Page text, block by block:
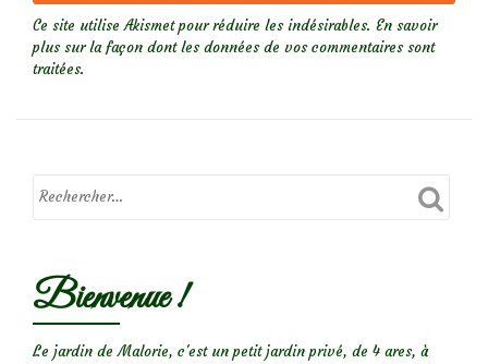
Ce site utilise Akismet pour réduire les indésirables. En savoir
plus sur la façon dont les données de vos commentaires sont
traitées.
Bienvenue !
Le jardin de Malorie, c'est un petit jardin privé, de 4 ares, à